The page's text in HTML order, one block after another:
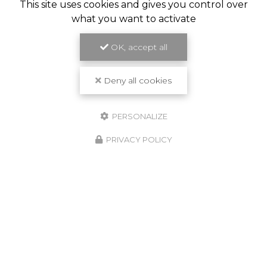
This site uses cookies and gives you control over
what you want to activate
OK, accept all
Deny all cookies
PERSONALIZE
PRIVACY POLICY